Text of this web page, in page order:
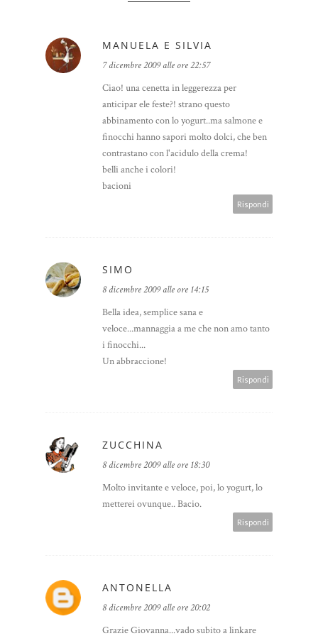
MANUELA E SILVIA
7 dicembre 2009 alle ore 22:57
Ciao! una cenetta in leggerezza per
anticipar ele feste?! strano questo
abbinamento con lo yogurt..ma salmone e
finocchi hanno sapori molto dolci, che ben
contrastano con l'acidulo della crema!
belli anche i colori!
bacioni
Rispondi
SIMO
8 dicembre 2009 alle ore 14:15
Bella idea, semplice sana e
veloce...mannaggia a me che non amo tanto
i finocchi...
Un abbraccione!
Rispondi
ZUCCHINA
8 dicembre 2009 alle ore 18:30
Molto invitante e veloce, poi, lo yogurt, lo
metterei ovunque.. Bacio.
Rispondi
ANTONELLA
8 dicembre 2009 alle ore 20:02
Grazie Giovanna...vado subito a linkare